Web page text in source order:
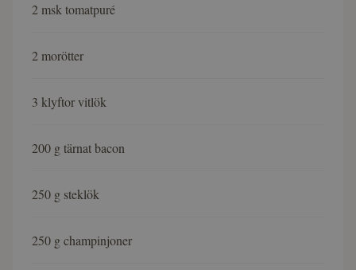
2 msk tomatpuré
2 morötter
3 klyftor vitlök
200 g tärnat bacon
250 g steklök
250 g champinjoner